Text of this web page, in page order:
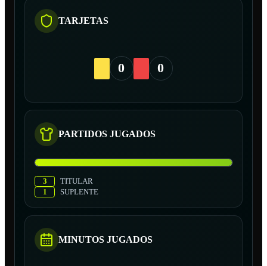
TARJETAS
0 0
PARTIDOS JUGADOS
3
TITULAR
1
SUPLENTE
MINUTOS JUGADOS